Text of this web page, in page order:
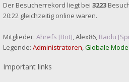
Der Besucherrekord liegt bei 3223
20:22 gleichzeitig online waren.
Mitglieder: Ahrefs [Bot],Alex86, Baidu
Legende: Administratoren,Globale
Important links